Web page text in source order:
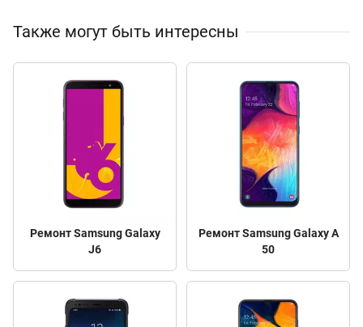
Также могут быть интересны
Ремонт Samsung Galaxy
J6
Ремонт Samsung Galaxy A
50